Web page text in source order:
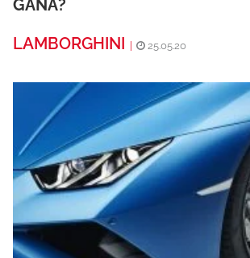
GANA?
LAMBORGHINI
25.05.20